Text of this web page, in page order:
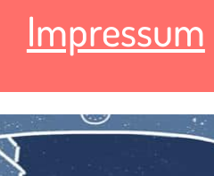
Impressum